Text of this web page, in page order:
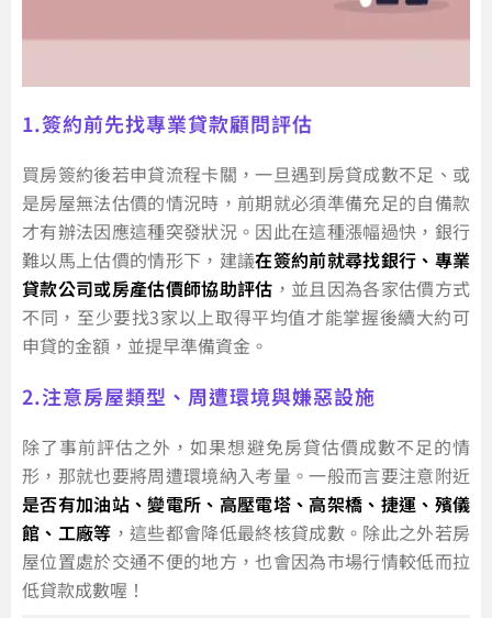
1.簽約前先找專業貸款顧問評估
買房簽約後若申貸流程卡關，一旦遇到房貸成數不足、或
是房屋無法估價的情況時，前期就必須準備充足的自備款
才有辦法因應這種突發狀況。因此在這種漲幅過快，銀行
難以馬上估價的情形下，建議在簽約前就尋找銀行、專業
貸款公司或房產估價師協助評估 ，並且因為各家估價方式
不同，至少要找3家以上取得平均值才能掌握後續大約可
申貸的金額，並提早準備資金。
2.注意房屋類型、周遭環境與嫌惡設施
除了事前評估之外，如果想避免房貸估價成數不足的情
形，那就也要將周遭環境納入考量。一般而言要注意附近
是否有加油站、變電所、高壓電塔、高架橋、捷運、殯儀
館、工廠等 ，這些都會降低最終核貸成數。除此之外若房
屋位置處於交通不便的地方，也會因為市場行情較低而拉
低貸款成數喔！